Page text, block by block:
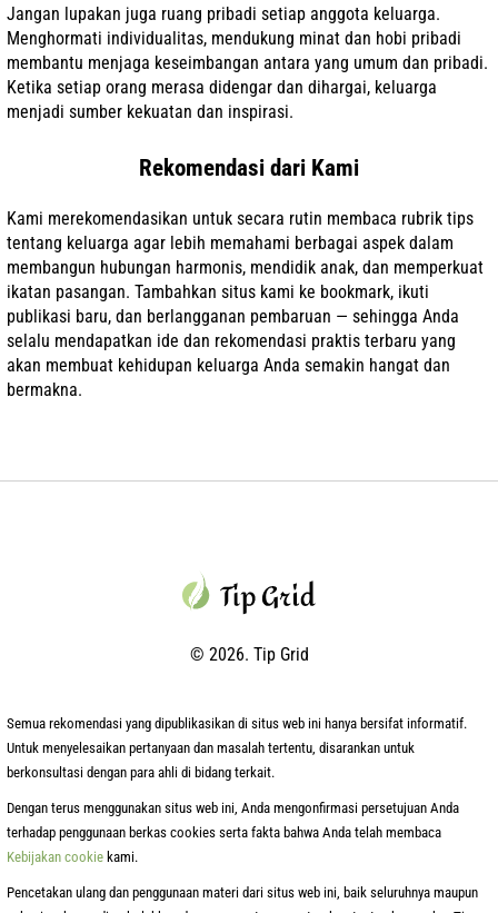
Jangan lupakan juga ruang pribadi setiap anggota keluarga.
Menghormati individualitas, mendukung minat dan hobi pribadi
membantu menjaga keseimbangan antara yang umum dan pribadi.
Ketika setiap orang merasa didengar dan dihargai, keluarga
menjadi sumber kekuatan dan inspirasi.
Rekomendasi dari Kami
Kami merekomendasikan untuk secara rutin membaca rubrik tips
tentang keluarga agar lebih memahami berbagai aspek dalam
membangun hubungan harmonis, mendidik anak, dan memperkuat
ikatan pasangan. Tambahkan situs kami ke bookmark, ikuti
publikasi baru, dan berlangganan pembaruan — sehingga Anda
selalu mendapatkan ide dan rekomendasi praktis terbaru yang
akan membuat kehidupan keluarga Anda semakin hangat dan
bermakna.
© 2026. Tip Grid
Semua rekomendasi yang dipublikasikan di situs web ini hanya bersifat informatif.
Untuk menyelesaikan pertanyaan dan masalah tertentu, disarankan untuk
berkonsultasi dengan para ahli di bidang terkait.
Dengan terus menggunakan situs web ini, Anda mengonfirmasi persetujuan Anda
terhadap penggunaan berkas cookies serta fakta bahwa Anda telah membaca
Kebijakan cookie kami.
Pencetakan ulang dan penggunaan materi dari situs web ini, baik seluruhnya maupun